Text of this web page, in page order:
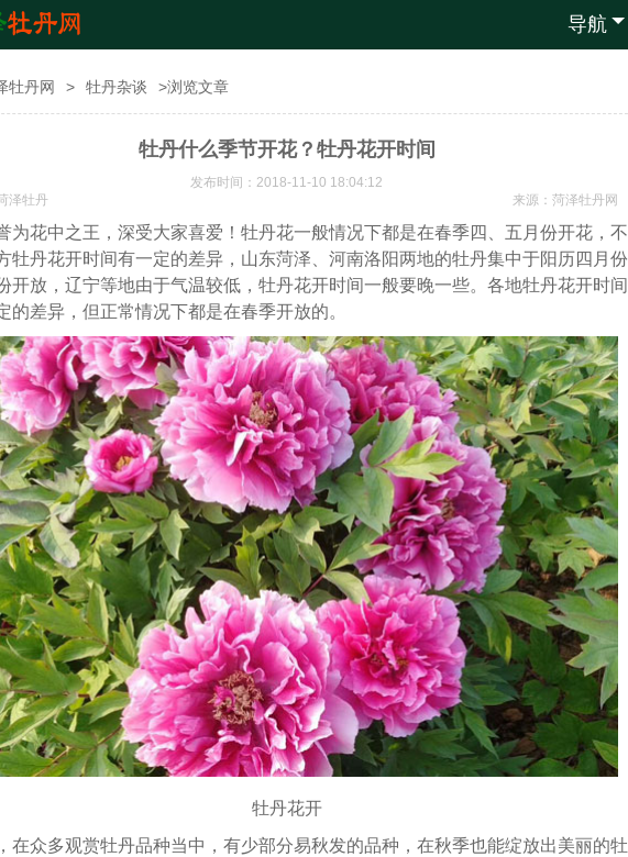
导航
牡丹网 > 牡丹杂谈 >浏览文章
牡丹什么季节开花？牡丹花开时间
发布时间：2018-11-10 18:04:12
来源：菏泽牡丹网
泽牡丹
为花中之王，深受大家喜爱！牡丹花一般情况下都是在春季四、五月份开花，不
牡丹花开时间有一定的差异，山东菏泽、河南洛阳两地的牡丹集中于阳历四月份
开放，辽宁等地由于气温较低，牡丹花开时间一般要晚一些。各地牡丹花开时间
的差异，但正常情况下都是在春季开放的。
牡丹花开
在众多观赏牡丹品种当中，有少部分易秋发的品种，在秋季也能绽放出美丽的牡